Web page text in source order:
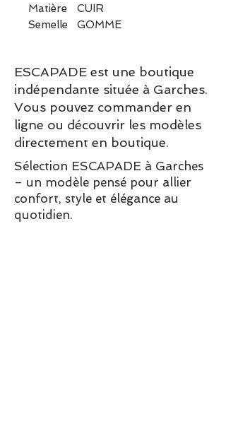
Matière
CUIR
Semelle
GOMME
ESCAPADE est une boutique
indépendante située à Garches.
Vous pouvez commander en
ligne ou découvrir les modèles
directement en boutique.
Sélection ESCAPADE à Garches
– un modèle pensé pour allier
confort, style et élégance au
quotidien.